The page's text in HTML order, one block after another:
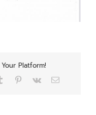
Platform!
Tumblr Pinterest
Vk Email